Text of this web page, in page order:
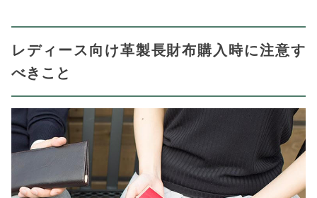
レディース向け革製長財布購入時に注意す
べきこと